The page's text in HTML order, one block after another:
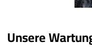
Unsere